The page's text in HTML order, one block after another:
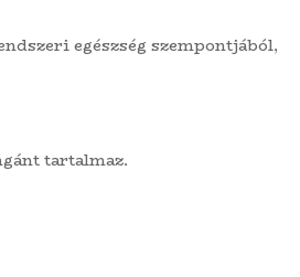
egészség szempontjából,
tartalmaz.